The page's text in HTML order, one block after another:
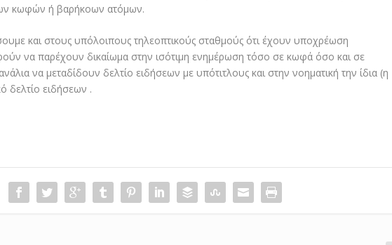
κωφών ή βαρήκοων ατόμων.
και στους υπόλοιπους τηλεοπτικούς σταθμούς ότι έχουν υποχρέωση
να παρέχουν δικαίωμα στην ισότιμη ενημέρωση τόσο σε κωφά όσο και σε
να μεταδίδουν δελτίο ειδήσεων με υπότιτλους και στην νοηματική την ίδια (η
δελτίο ειδήσεων .